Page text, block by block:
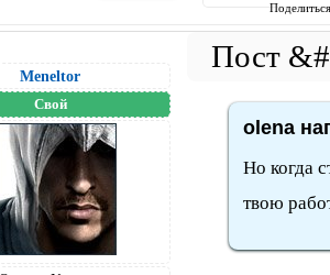
Meneltоr
Свой
olena
Но когда
твою